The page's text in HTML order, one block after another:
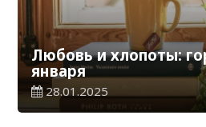
Любовь и хлопоты:
января
28.01.2025